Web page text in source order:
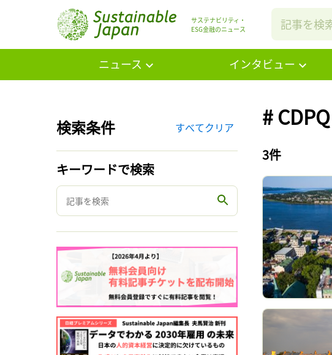
サステナビリティ・
ESG金融のニュース
ニュース インタビュー
検索条件 すべてクリア
キーワードで検索
#
3件